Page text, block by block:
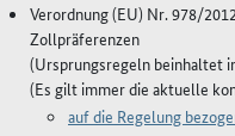
Verordnung (EU) Nr. 978/
Zollpräferenzen
(Ursprungsregeln beinhaltet
(Es gilt immer die aktuelle
auf die Regelung